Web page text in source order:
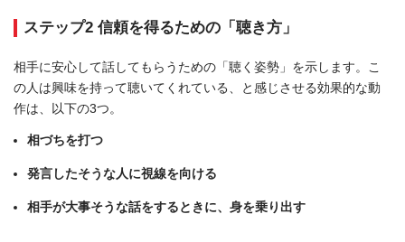
ステップ2 信頼を得るための「聴き方」
相手に安心して話してもらうための「聴く姿勢」を示します。こ
の人は興味を持って聴いてくれている、と感じさせる効果的な動
作は、以下の3つ。
相づちを打つ
発言したそうな人に視線を向ける
相手が大事そうな話をするときに、身を乗り出す